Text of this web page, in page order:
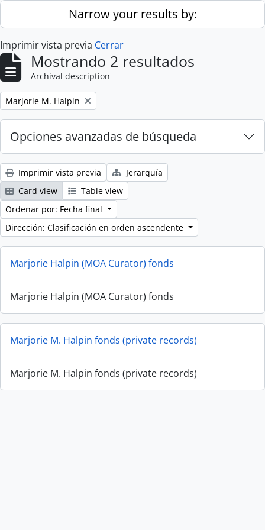
Skip to main contentNarrow your results by:
Imprimir vista previa Cerrar
Mostrando 2 resultados
Archival description
Remove filter:
Marjorie M. Halpin
Opciones avanzadas de búsqueda
Imprimir vista previa
Jerarquía
Card view
Table view
Ordenar por: Fecha final
Dirección: Clasificación en orden ascendente
Marjorie Halpin (MOA Curator) fonds
Marjorie Halpin (MOA Curator) fonds
Marjorie M. Halpin fonds (private records)
Marjorie M. Halpin fonds (private records)